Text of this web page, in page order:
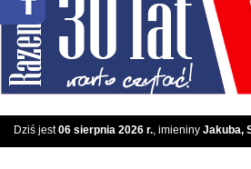
Dziś jest06 sierpnia 2026 r., imieniny Jakuba,